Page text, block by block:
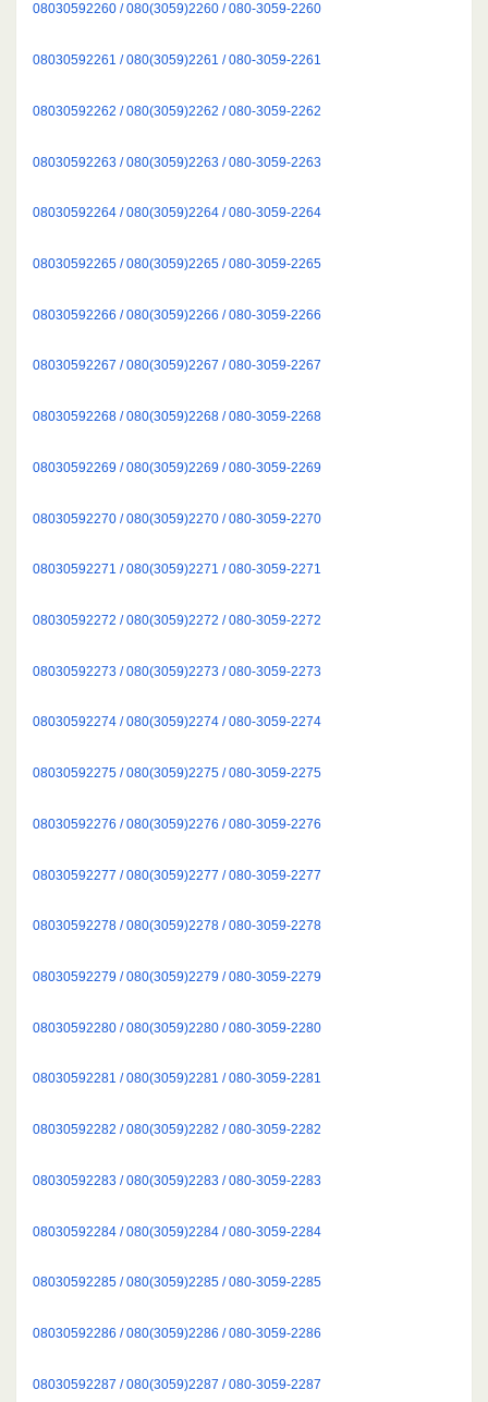
08030592260 / 080(3059)2260 / 080-3059-2260
08030592261 / 080(3059)2261 / 080-3059-2261
08030592262 / 080(3059)2262 / 080-3059-2262
08030592263 / 080(3059)2263 / 080-3059-2263
08030592264 / 080(3059)2264 / 080-3059-2264
08030592265 / 080(3059)2265 / 080-3059-2265
08030592266 / 080(3059)2266 / 080-3059-2266
08030592267 / 080(3059)2267 / 080-3059-2267
08030592268 / 080(3059)2268 / 080-3059-2268
08030592269 / 080(3059)2269 / 080-3059-2269
08030592270 / 080(3059)2270 / 080-3059-2270
08030592271 / 080(3059)2271 / 080-3059-2271
08030592272 / 080(3059)2272 / 080-3059-2272
08030592273 / 080(3059)2273 / 080-3059-2273
08030592274 / 080(3059)2274 / 080-3059-2274
08030592275 / 080(3059)2275 / 080-3059-2275
08030592276 / 080(3059)2276 / 080-3059-2276
08030592277 / 080(3059)2277 / 080-3059-2277
08030592278 / 080(3059)2278 / 080-3059-2278
08030592279 / 080(3059)2279 / 080-3059-2279
08030592280 / 080(3059)2280 / 080-3059-2280
08030592281 / 080(3059)2281 / 080-3059-2281
08030592282 / 080(3059)2282 / 080-3059-2282
08030592283 / 080(3059)2283 / 080-3059-2283
08030592284 / 080(3059)2284 / 080-3059-2284
08030592285 / 080(3059)2285 / 080-3059-2285
08030592286 / 080(3059)2286 / 080-3059-2286
08030592287 / 080(3059)2287 / 080-3059-2287